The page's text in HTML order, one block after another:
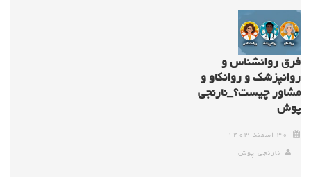
فرق روانشناس و
روانپزشک و روانکاو و
مشاور چیست؟_نارنجی
پوش
۳۰ اسفند ۱۴۰۳
نارنجی پوش